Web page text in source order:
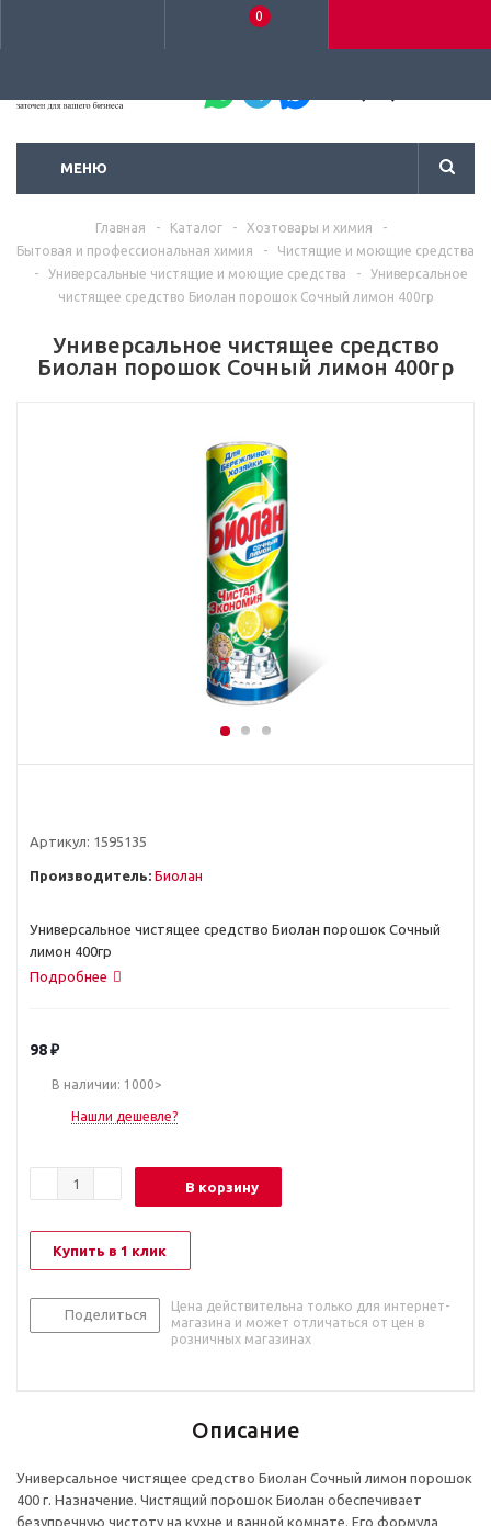
0
МЕНЮ
Главная - Каталог - Хозтовары и химия
-
Бытовая и профессиональная химия
-
Чистящие и моющие средства
-
Универсальные чистящие и моющие средства -
Универсальное
чистящее средство Биолан порошок Сочный лимон 400гр
Универсальное чистящее средство
Биолан порошок Сочный лимон 400гр
Артикул: 1595135
Производитель: Биолан
Универсальное чистящее средство Биолан порошок Сочный
лимон 400гр
Подробнее
98₽
В наличии: 1000>
Нашли дешевле?
В корзину
Купить в 1 клик
Поделиться
Цена действительна только для интернет-
магазина и может отличаться от цен в
розничных магазинах
Описание
Универсальное чистящее средство Биолан Сочный лимон порошок
400 г. Назначение. Чистящий порошок Биолан обеспечивает
безупречную чистоту на кухне и ванной комнате. Его формула